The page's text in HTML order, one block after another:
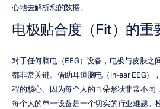
心地去解析您的数据。
电极贴合度（Fit）的重
对于任何脑电（EEG）设备，电极与皮肤之
都非常关键。借助耳道脑电（in-ear EEG）
程的核心。因为每个人的耳朵形状非常不同
每个人的单一设备是一个切实的行业难题。